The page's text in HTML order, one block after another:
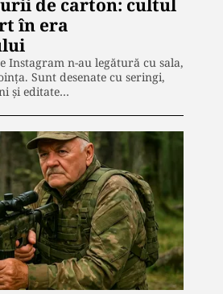
de carton: cultul
în era
Instagram n-au legătură cu sala,
Sunt desenate cu seringi,
și editate…